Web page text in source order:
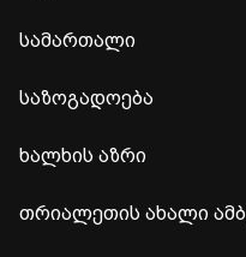
სამართალი
საზოგადოება
ხალხის აზრი
თრიალეთის ახალი